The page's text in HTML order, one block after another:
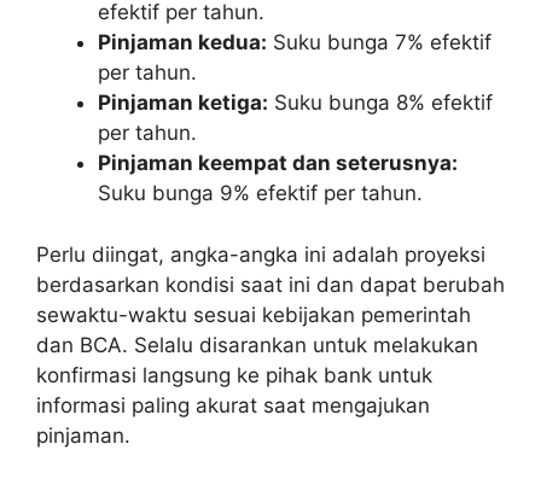
efektif per tahun.
Pinjaman kedua: Suku bunga 7% efektif
per tahun.
Pinjaman ketiga: Suku bunga 8% efektif
per tahun.
Pinjaman keempat dan seterusnya:
Suku bunga 9% efektif per tahun.
Perlu diingat, angka-angka ini adalah proyeksi
berdasarkan kondisi saat ini dan dapat berubah
sewaktu-waktu sesuai kebijakan pemerintah
dan BCA. Selalu disarankan untuk melakukan
konfirmasi langsung ke pihak bank untuk
informasi paling akurat saat mengajukan
pinjaman.